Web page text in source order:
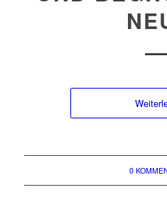
0